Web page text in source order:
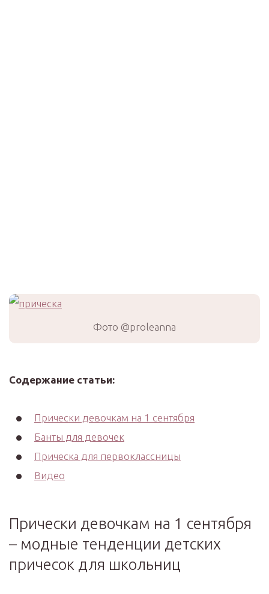
Фото @proleanna
Содержание статьи:
Прически девочкам на 1 сентября
Банты для девочек
Прическа для первоклассницы
Видео
Прически девочкам на 1 сентября
– модные тенденции детских
причесок для школьниц